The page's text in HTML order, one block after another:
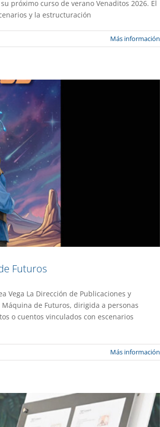
próximo curso de verano Venaditos 2026. El
y la estructuración
Más información
Futuros
Vega La Dirección de Publicaciones y
de Futuros, dirigida a personas
o cuentos vinculados con escenarios
Más información
filatélica